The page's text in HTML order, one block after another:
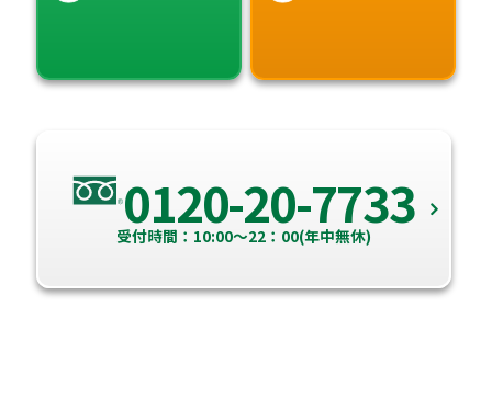
0120-20-7733
受付時間：10:00～22：00(年中無休)